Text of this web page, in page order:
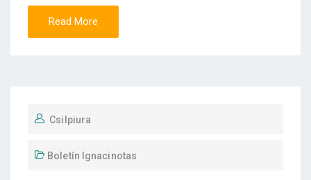
Read More
Csilpiura
Boletín Ignacinotas